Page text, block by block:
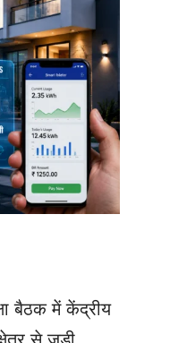
बैठक में केंद्रीय